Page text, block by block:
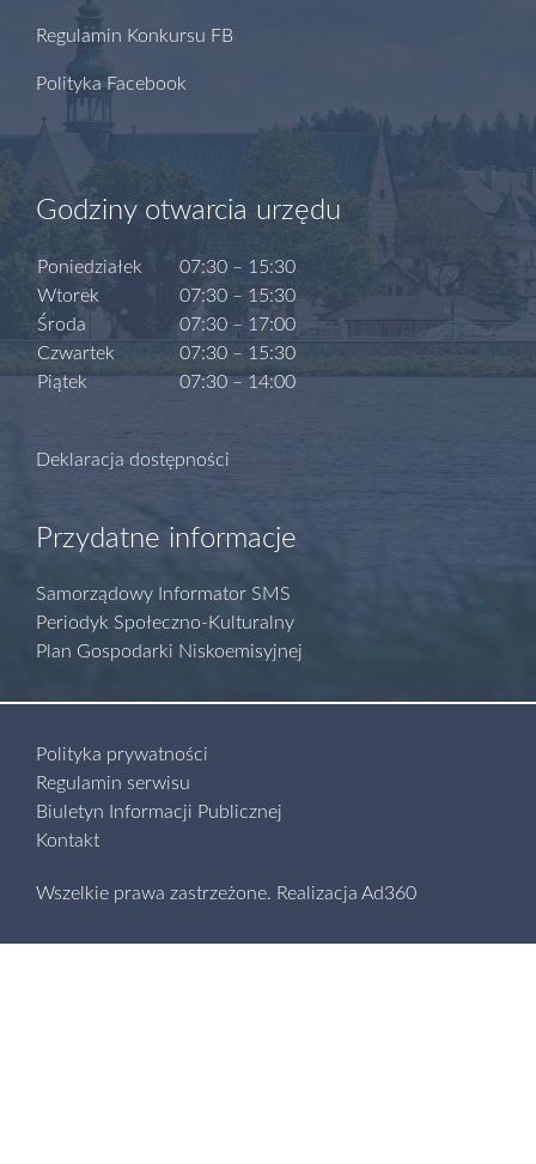
Regulamin Konkursu FB
Polityka Facebook
Godziny otwarcia urzędu
Poniedziałek
Wtorek
Środa
Czwartek
Piątek
07:30 – 15:30
07:30 – 15:30
07:30 – 17:00
07:30 – 15:30
07:30 – 14:00
Deklaracja dostępności
Przydatne informacje
Samorządowy Informator SMS
Periodyk Społeczno-Kulturalny
Plan Gospodarki Niskoemisyjnej
Polityka prywatności
Regulamin serwisu
Biuletyn Informacji Publicznej
Kontakt
Wszelkie prawa zastrzeżone. Realizacja Ad360